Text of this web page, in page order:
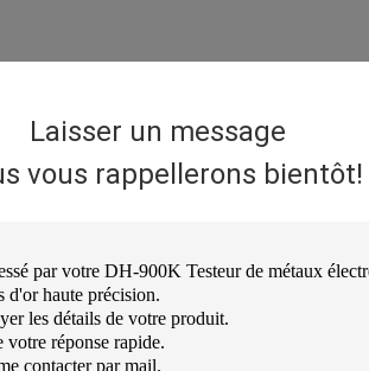
Laisser un message
vous rappellerons bientôt!
l'erreur causée par la flottabilité du fil.
l'inexactitude causée par le support de
peut être incrusté avec des pierres